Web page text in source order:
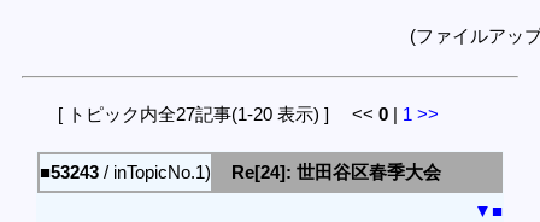
(ファイルアッ
[ トピック内全27記事(1-20 表示) ] << 0 | 1 >>
■53243 / inTopicNo.1)
Re[24]: 世田谷区春季大会
▼■